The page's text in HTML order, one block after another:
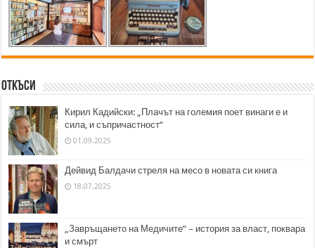
Откъси
Кирил Кадийски: „Плачът на големия поет винаги е и
сила, и съпричастност“
01.09.2025
Дейвид Балдачи стреля на месо в новата си книга
18.07.2025
„Завръщането на Медичите“ – история за власт, поквара
и смърт